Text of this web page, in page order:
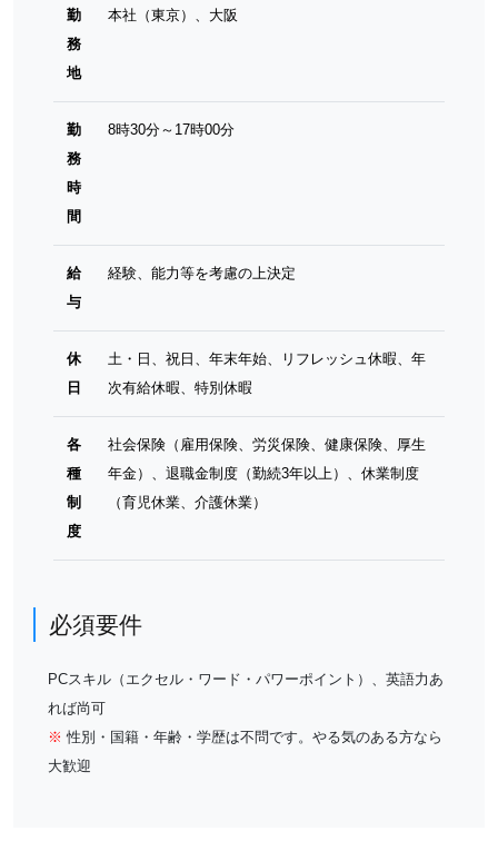
勤
務
地
本社（東京）、大阪
勤
務
時
間
8時30分～17時00分
給
与
経験、能力等を考慮の上決定
休
日
土・日、祝日、年末年始、リフレッシュ休暇、年
次有給休暇、特別休暇
各
種
制
度
社会保険（雇用保険、労災保険、健康保険、厚生
年金）、退職金制度（勤続3年以上）、休業制度
（育児休業、介護休業）
必須要件
PCスキル（エクセル・ワード・パワーポイント）、英語力あ
れば尚可
※ 性別・国籍・年齢・学歴は不問です。やる気のある方なら
大歓迎